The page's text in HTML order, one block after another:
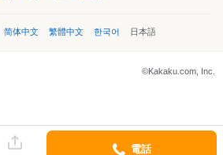
简体中文 繁體中文 한국어 日本語
©Kakaku.com, Inc.
電話